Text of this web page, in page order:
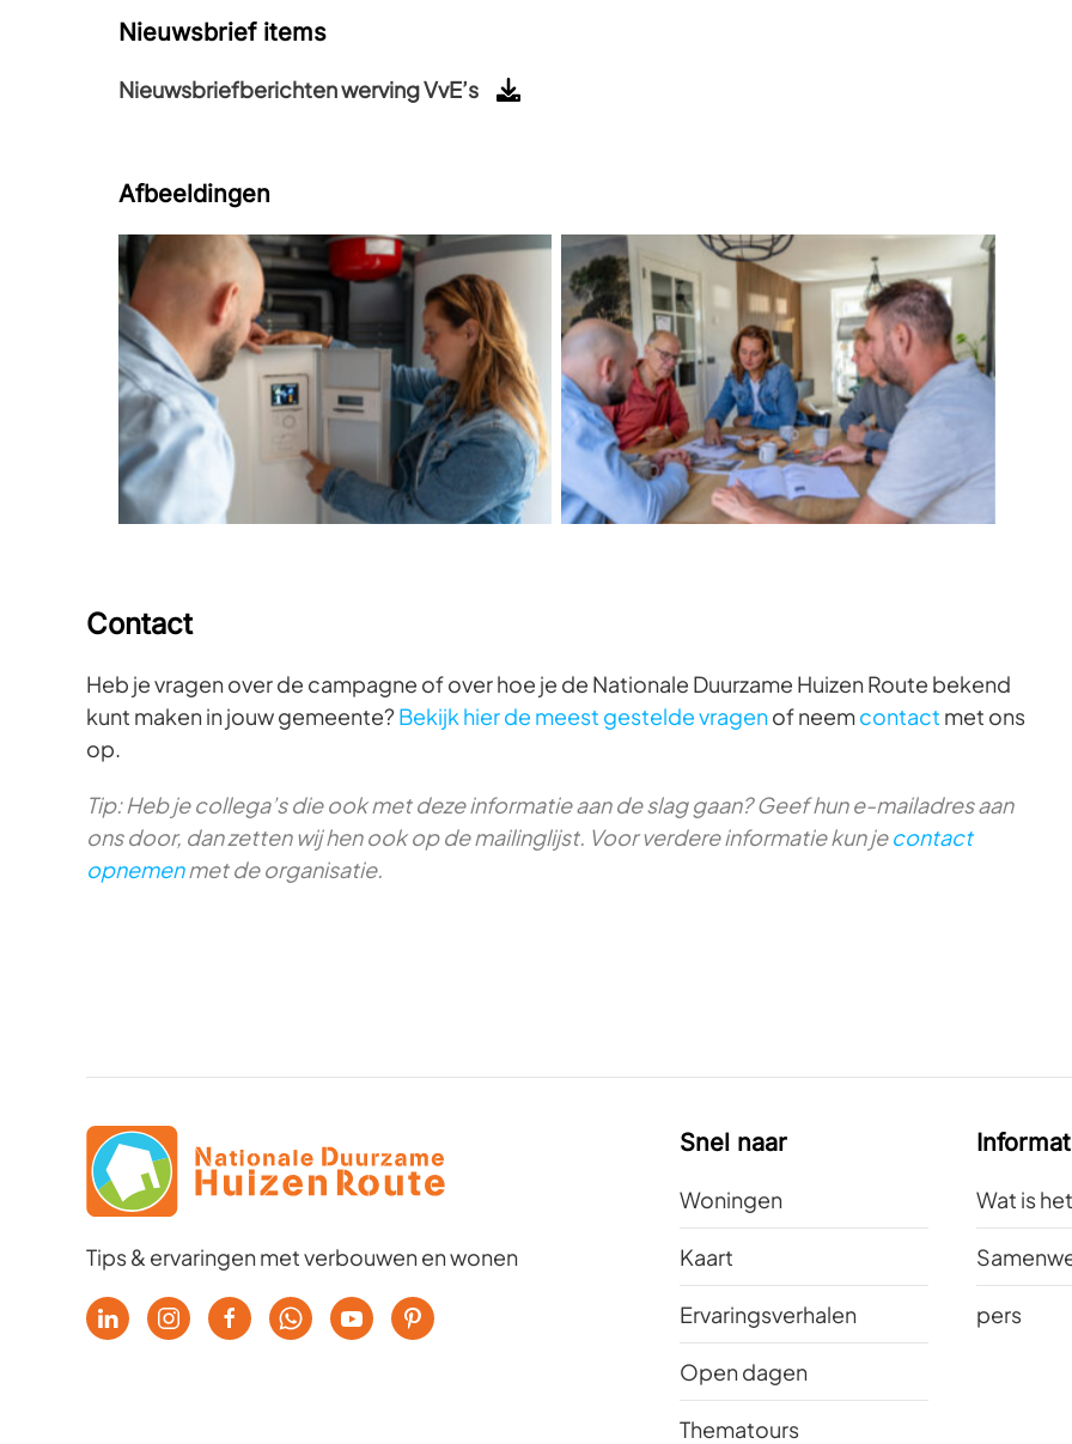
Nieuwsbrief items
Nieuwsbriefberichten werving VvE’s
Afbeeldingen
Contact
Heb je vragen over de campagne of over hoe je de Nationale Duurzame Huizen Route bekend
kunt maken in jouw gemeente?Bekijk hier de meest gestelde vragenof neemcontact met ons
op.
Tip: Heb je collega’s die ook met deze informatie aan de slag gaan? Geef hun e-mailadres aan
ons door, dan zetten wij hen ook op de mailinglijst. Voor verdere informatie kun jecontact
opnemenmet de organisatie.
Tips & ervaringen met verbouwen en wonen
Snel naar
Woningen
Kaart
Ervaringsverhalen
Open dagen
Thematours
Wat is
pers